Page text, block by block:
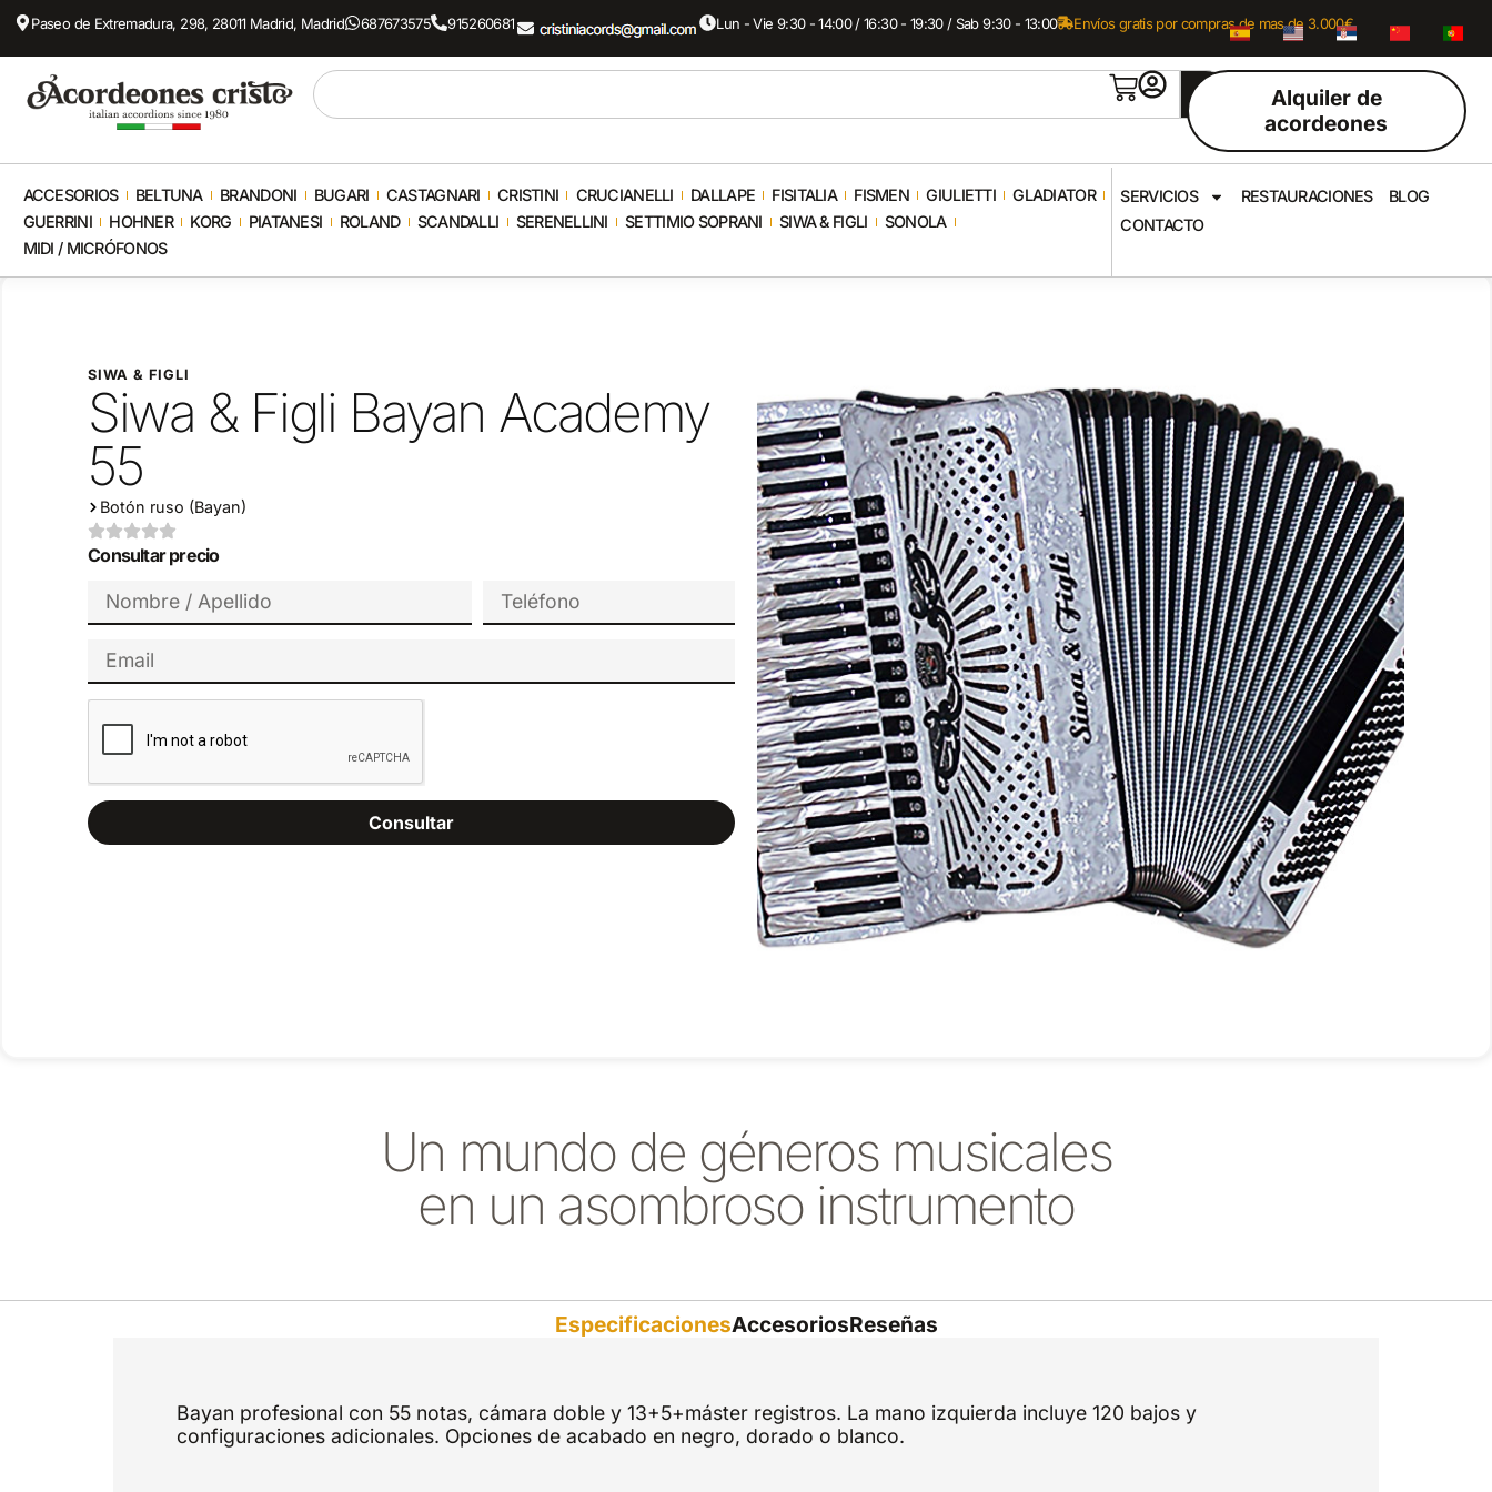
Paseo de Extremadura, 298, 28011 Madrid, Madrid 687673575 915260681 Lun - Vie 9:30 - 14:00 / 16:30 - 19:30 / Sab 9:30 - 13:00 Envíos gratis por compras de mas de 3.000€
Alquiler de
acordeones
ACCESORIOS BELTUNA BRANDONI BUGARI CASTAGNARI CRISTINI CRUCIANELLI DALLAPE FISITALIA FISMEN GIULIETTI
GLADIATOR
GUERRINI
HOHNER KORG PIATANESI ROLAND SCANDALLI SERENELLINI SETTIMIO SOPRANI SIWA & FIGLI
SONOLA
MIDI / MICRÓFONOS
SERVICIOS RESTAURACIONES
BLOG
CONTACTO
SIWA & FIGLI
Siwa & Figli Bayan Academy
55
Botón ruso (Bayan)
Consultar precio
Consultar
Un mundo de géneros musicales
en un asombroso instrumento
EspecificacionesAccesoriosReseñas
Bayan profesional con 55 notas, cámara doble y 13+5+máster registros. La mano izquierda incluye 120 bajos y
configuraciones adicionales. Opciones de acabado en negro, dorado o blanco.